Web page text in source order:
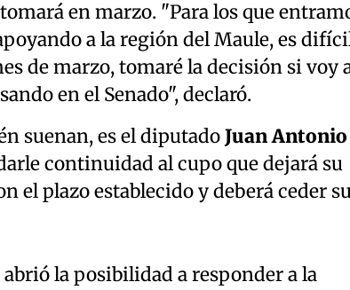
en marzo. "Para los que
a la región del Maule, es
de marzo, tomaré la decisión si voy
en el Senado", declaró.
suenan, es el diputadoJuan Antonio
continuidad al cupo que dejará su
el plazo establecido y deberá ceder
la posibilidad a responder a la